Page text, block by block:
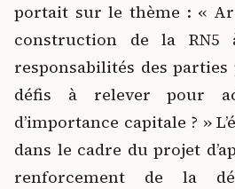
portait sur le thème : «
construction de la RN5
responsabilités des
défis à relever pour
d’importance capitale ? »
dans le cadre du projet
renforcement de la